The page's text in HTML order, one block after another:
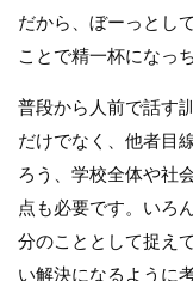
だから、ぼーっとし
ことで精一杯になっ
普段から人前で話す
だけでなく、他者目
ろう、学校全体や社
点も必要です。いろ
分のこととして捉え
い解決になるように